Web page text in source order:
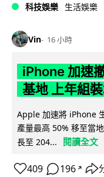
科技娛樂 生活娛樂
Vin 16 小時
iPhone 加速
基地 上年組
Apple 加速將 iPhone
產量最高 50% 移至當
長至 204...
閱讀全文
409 196 ↗